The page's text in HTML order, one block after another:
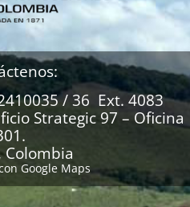
/ 36 Ext. 4083
Strategic 97 – Oficina
Colombia
Google Maps